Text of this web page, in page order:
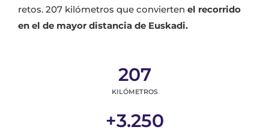
retos. 207 kilómetros que convierten el recorrido
en el de mayor distancia de Euskadi.
KILÓMETROS
207
+3.250